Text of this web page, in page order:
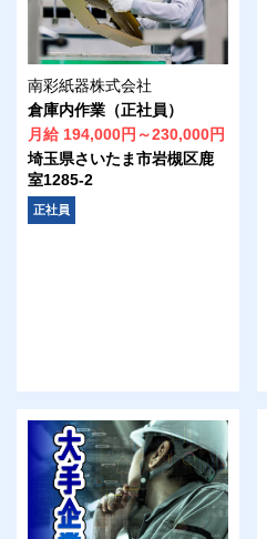
南彩紙器株式会社
倉庫内作業（正社員）
月給 194,000円～230,000円
埼玉県さいたま市岩槻区鹿
室1285-2
正社員